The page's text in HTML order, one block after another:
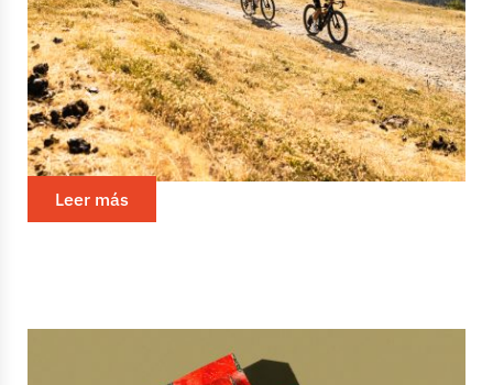
Grava Lybica: Un prometedor
debut
El pasado fin de semana, Llívia prometía descubrirnos
el "gravel d'alçada", y vaya si lo hizo. Grava Lybica
convirtió el enclave pirenaico en el epicentro del...
Leer más